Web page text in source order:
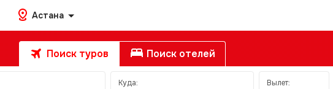
Астана
Поиск туров Поиск отелей
Куда: Вылет: